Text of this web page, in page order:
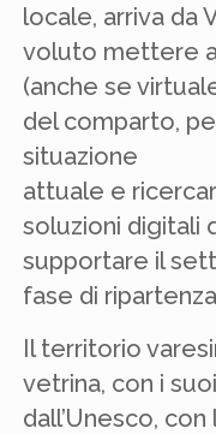
locale, arriva da
voluto mettere
(anche se
del comparto,
situazione
attuale e
soluzioni digitali
supportare il
fase di
Il territorio
vetrina, con i
dall’Unesco,